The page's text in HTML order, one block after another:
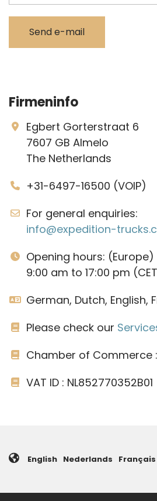
Firmeninfo
Egbert Gorterstraat 6
7607 GB Almelo
The Netherlands
+31-6497-16500 (VOIP)
For general enquiries:
info@expedition-
Opening hours: (Europe)
9:00 am to 17:00 pm
German, Dutch, English,
Please check our
Chamber of Commerce
VAT ID : NL852770352B01
English Nederlands Français